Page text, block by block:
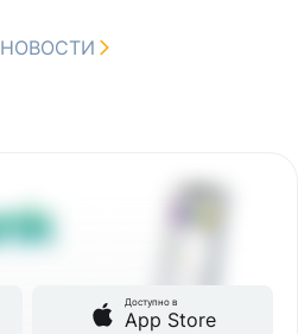
Доступно в
App Store